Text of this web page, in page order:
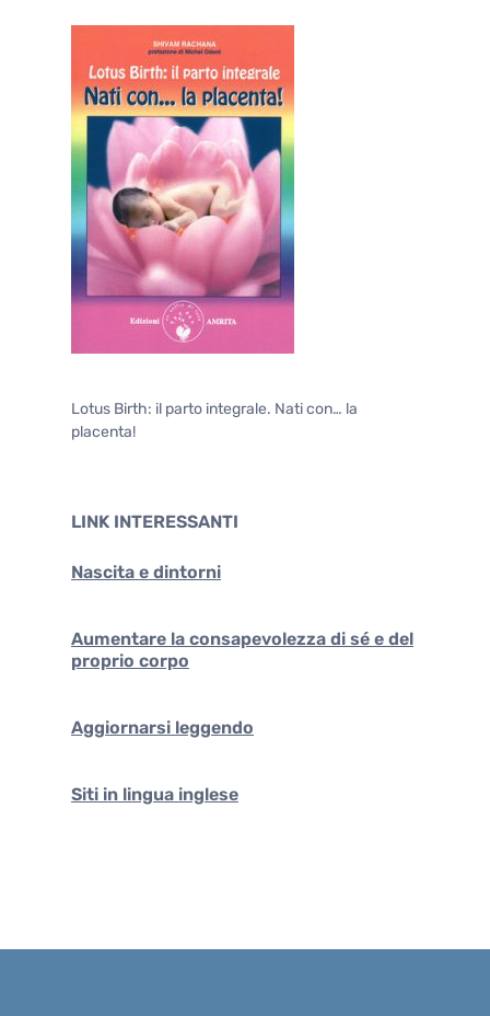
Lotus Birth: il parto integrale. Nati con… la
placenta!
LINK INTERESSANTI
Nascita e dintorni
Aumentare la consapevolezza di sé e del
proprio corpo
Aggiornarsi leggendo
Siti in lingua inglese